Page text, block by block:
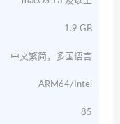
1.9 GB
中文繁简，多国语言
ARM64/Intel
85